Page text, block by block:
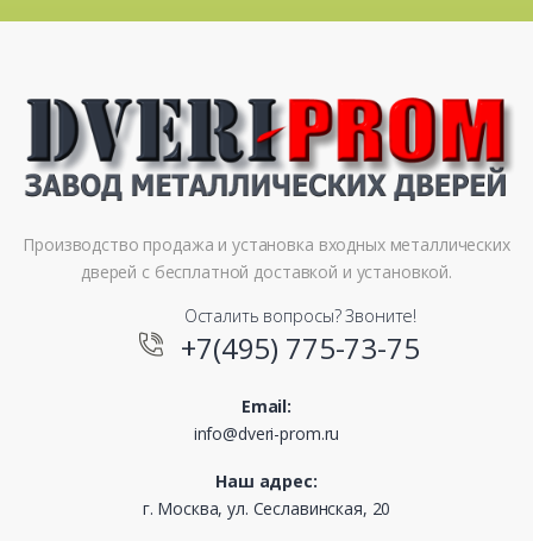
Производство продажа и установка входных металлических
дверей с бесплатной доставкой и установкой.
Осталить вопросы? Звоните!
+7(495) 775-73-75
Email:
info@dveri-prom.ru
Наш адрес:
г. Москва, ул. Сеславинская, 20